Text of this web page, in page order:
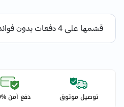
توصيل موثوق دفع آمن %100